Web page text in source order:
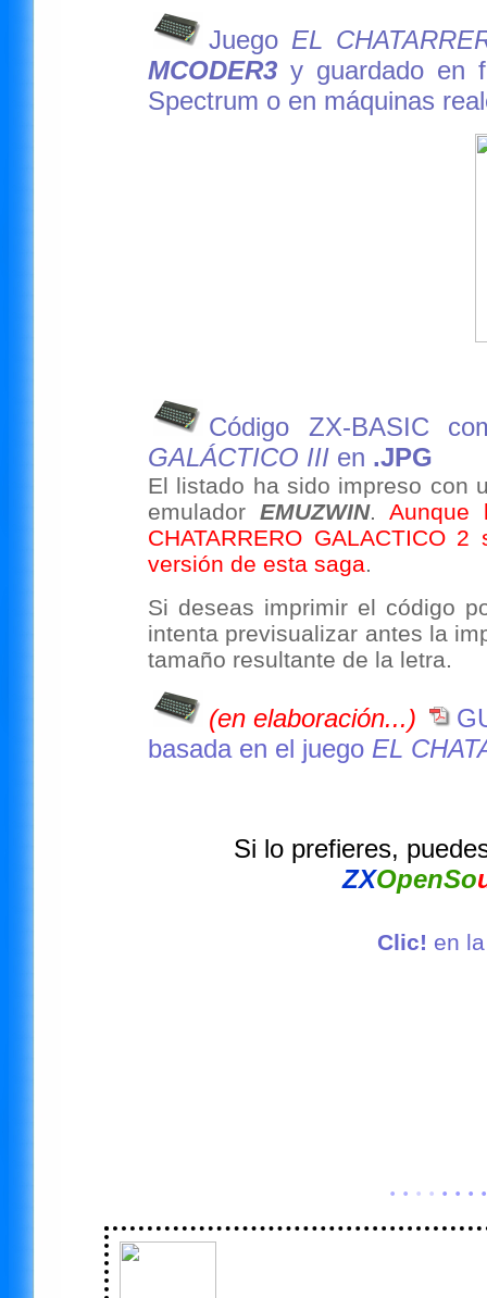
Juego EL
MCODER3 y guardado en
Spectrum o en máquinas
Código ZX-BASIC
GALÁCTICO III en .JPG
El listado ha sido impreso con
emulador EMUZWIN. Aunque
CHATARRERO GALACTICO
versión de esta saga.
Si deseas imprimir el código
intenta previsualizar antes la
tamaño resultante de la letra.
(en elaboración...)
basada en el juego EL
Si lo prefieres,
ZXOpenSo
Clic! en
· · · · · · ·